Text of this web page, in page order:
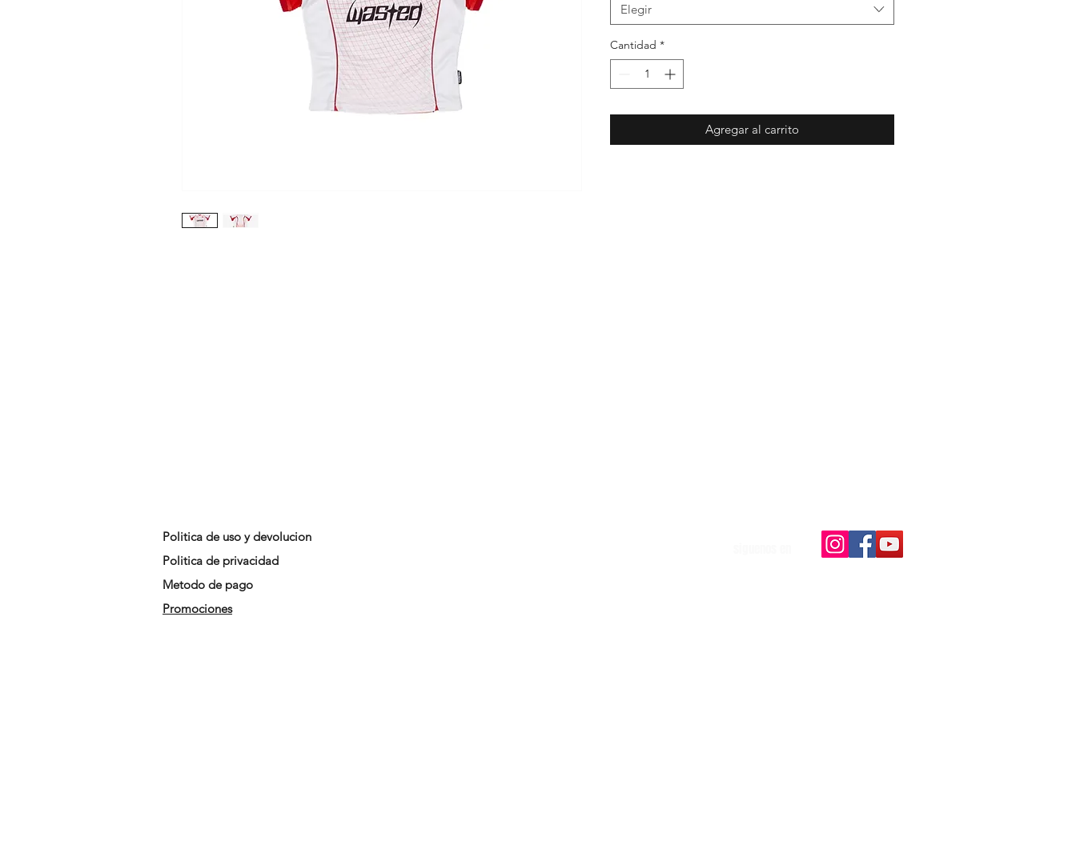
Elegir
Cantidad *
Agregar al carrito
Politica de uso y devolucion
Politica de privacidad
Metodo de pago
Promociones